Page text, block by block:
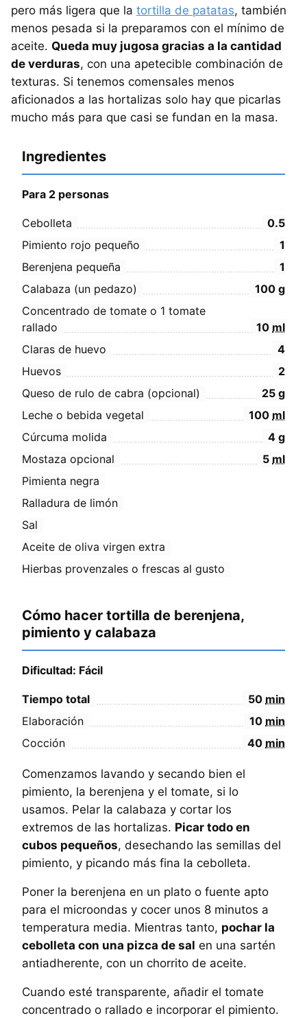
pero más ligera que la tortilla de patatas, también
menos pesada si la preparamos con el mínimo de
aceite. Queda muy jugosa gracias a la cantidad
de verduras, con una apetecible combinación de
texturas. Si tenemos comensales menos
aficionados a las hortalizas solo hay que picarlas
mucho más para que casi se fundan en la masa.
Ingredientes
Para 2 personas
Cebolleta
0.5
Pimiento rojo pequeño
1
Berenjena pequeña
1
Calabaza (un pedazo)
100 g
Concentrado de tomate o 1 tomate
rallado
10 ml
Claras de huevo
4
Huevos
2
Queso de rulo de cabra (opcional)
25 g
Leche o bebida vegetal
100 ml
Cúrcuma molida
4 g
Mostaza opcional
5 ml
Pimienta negra
Ralladura de limón
Sal
Aceite de oliva virgen extra
Hierbas provenzales o frescas al gusto
Cómo hacer tortilla de berenjena,
pimiento y calabaza
Dificultad: Fácil
Tiempo total 50 min
Elaboración
10 min
Cocción
40 min
Comenzamos lavando y secando bien el
pimiento, la berenjena y el tomate, si lo
usamos. Pelar la calabaza y cortar los
extremos de las hortalizas. Picar todo en
cubos pequeños, desechando las semillas del
pimiento, y picando más fina la cebolleta.
Poner la berenjena en un plato o fuente apto
para el microondas y cocer unos 8 minutos a
temperatura media. Mientras tanto, pochar la
cebolleta con una pizca de sal en una sartén
antiadherente, con un chorrito de aceite.
Cuando esté transparente, añadir el tomate
concentrado o rallado e incorporar el pimiento.